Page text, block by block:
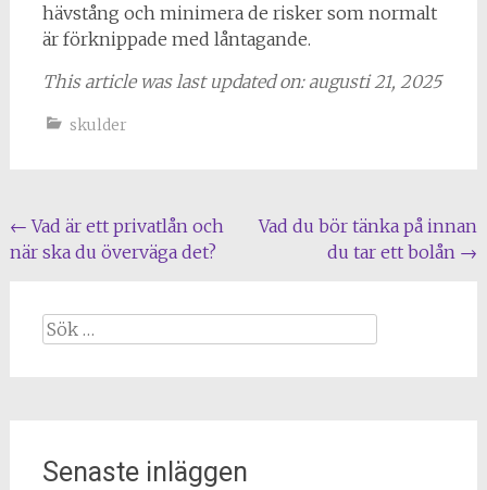
hävstång och minimera de risker som normalt
är förknippade med låntagande.
This article was last updated on: augusti 21, 2025
skulder
Inläggsnavigering
← Vad är ett privatlån och
när ska du överväga det?
Vad du bör tänka på innan
du tar ett bolån →
Sök
Senaste inläggen